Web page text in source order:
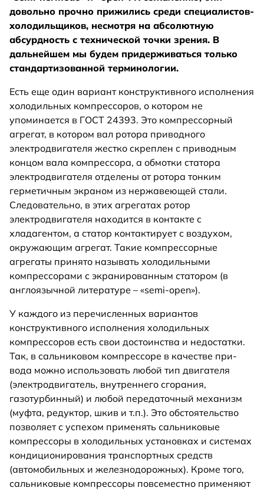
довольно прочно прижились среди специалистов-
холодильщиков, несмотря на абсолютную
абсурдность с технической точки зрения. В
дальнейшем мы будем придерживаться только
стандартизованной терминологии.
Есть еще один вариант конструктивного исполнения
холодильных компрессоров, о котором не
упоминается в ГОСТ 24393. Это компрессорный
агрегат, в котором вал ротора приводного
электродвигателя жестко скреплен с приводным
концом вала компрессора, а обмотки статора
электродвигателя отделены от ротора тонким
герметичным экраном из нержавеющей стали.
Следовательно, в этих агрегатах ротор
электродвигателя находится в контакте с
хладагентом, а статор контактирует с воздухом,
окружающим агрегат. Такие компрессорные
агрегаты принято называть холодильными
компрессорами с экранированным статором (в
англоязычной литературе – «semi-open»).
У каждого из перечисленных вариантов
конструктивного исполнения холодильных
компрессоров есть свои достоинства и недостатки.
Так, в сальниковом компрессоре в качестве при-
вода можно использовать любой тип двигателя
(электродвигатель, внутреннего сгорания,
газотурбинный) и любой передаточный механизм
(муфта, редуктор, шкив и т.п.). Это обстоятельство
позволяет с успехом применять сальниковые
компрессоры в холодильных установках и системах
кондиционирования транспортных средств
(автомобильных и железнодорожных). Кроме того,
сальниковые компрессоры повсеместно применяют